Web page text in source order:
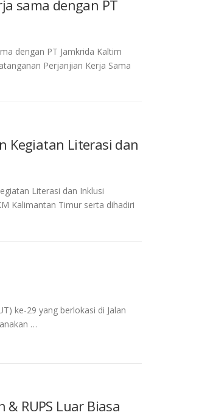
sama dengan PT
dengan PT Jamkrida Kaltim
Perjanjian Kerja Sama
Kegiatan Literasi dan
Literasi dan Inklusi
Kalimantan Timur serta dihadiri
ke-29 yang berlokasi di Jalan
…
RUPS Luar Biasa